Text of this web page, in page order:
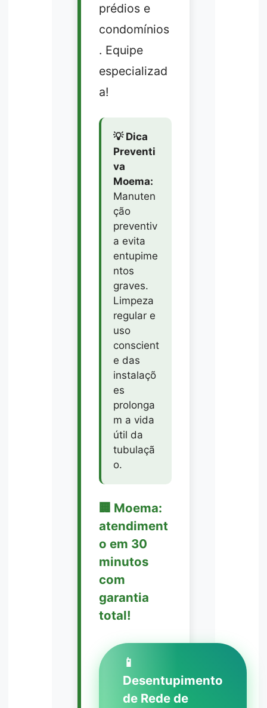
prédios e
condomínios
. Equipe
especializad
a!
💡 Dica
Preventi
va
Moema:
Manuten
ção
preventiv
a evita
entupime
ntos
graves.
Limpeza
regular e
uso
conscient
e das
instalaçõ
es
prolonga
m a vida
útil da
tubulaçã
o.
🏢 Moema:
atendiment
o em 30
minutos
com
garantia
total!
📱
Desentupimento
de Rede de